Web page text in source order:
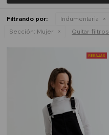
Filtrando por: Indumentaria
Sección: Mujer Quitar filtros